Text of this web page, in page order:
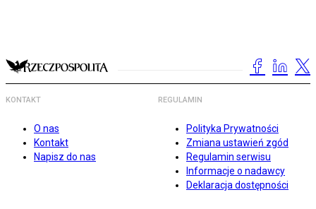
KONTAKT
O nas
Kontakt
Napisz do nas
REGULAMIN
Polityka Prywatności
Zmiana ustawień zgód
Regulamin serwisu
Informacje o nadawcy
Deklaracja dostępności